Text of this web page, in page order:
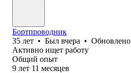
Бортпроводник
35 лет • Был вчера • Обновлено
Активно ищет работу
Общий опыт
9 лет 11 месяцев